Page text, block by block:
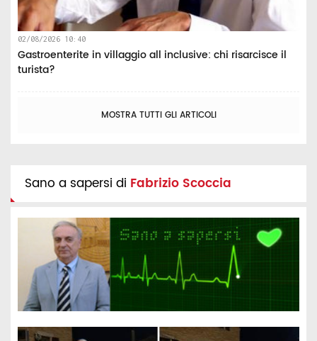
02/08/2026 10:40
Gastroenterite in villaggio all inclusive: chi risarcisce il
turista?
MOSTRA TUTTI GLI ARTICOLI
Sano a sapersi di Fabrizio Scoccia